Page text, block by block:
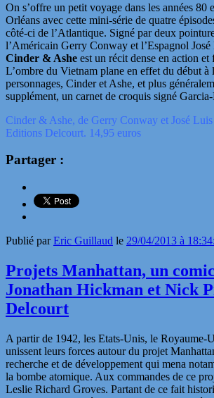
On s’offre un petit voyage dans les années 80
Orléans avec cette mini-série de quatre
côté-ci de l’Atlantique. Signé par deux
l’Américain Gerry Conway et l’Espagnol
Cinder & Ashe est un récit dense en action et
L’ombre du Vietnam plane en effet du début à
personnages, Cinder et Ashe, et plus
supplément, un carnet de croquis signé
Cinder & Ashe, de Gerry Conway et José
Editions Delcourt. 14,95 euros
Partager :
Publié parEric Guillaud le 29/04/2013 à
Projets Manhattan, un
Jonathan Hickman et Nick
Delcourt
A partir de 1942, les Etats-Unis, le Royaume-
unissent leurs forces autour du projet
recherche et de développement qui mena
la bombe atomique. Aux commandes de ce
Leslie Richard Groves. Partant de ce fait